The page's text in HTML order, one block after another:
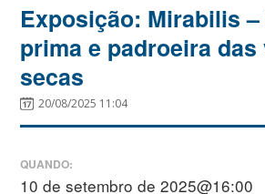
Exposição: Mirabilis
prima e padroeira das
secas
20/08/2025 11:04
QUANDO:
10 de setembro de 2025@16:00